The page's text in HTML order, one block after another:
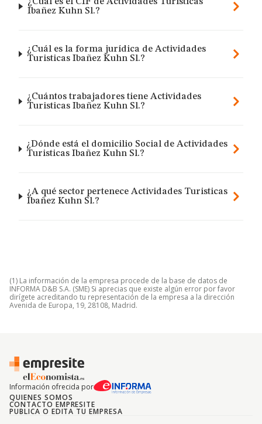
Ibañez Kuhn Sl.?
¿Cuál es la forma jurídica de Actividades
Turisticas Ibañez Kuhn Sl.?
¿Cuántos trabajadores tiene Actividades
Turisticas Ibañez Kuhn Sl.?
¿Dónde está el domicilio Social de Actividades
Turisticas Ibañez Kuhn Sl.?
¿A qué sector pertenece Actividades Turisticas
Ibañez Kuhn Sl.?
(1) La información de la empresa procede de la base de datos de
INFORMA D&B S.A. (SME) Si aprecias que existe algún error por favor
dirígete acreditando tu representación de la empresa a la dirección
Avenida de Europa, 19, 28108, Madrid.
Información ofrecida por
QUIENES SOMOS
CONTACTO EMPRESITE
PUBLICA O EDITA TU EMPRESA